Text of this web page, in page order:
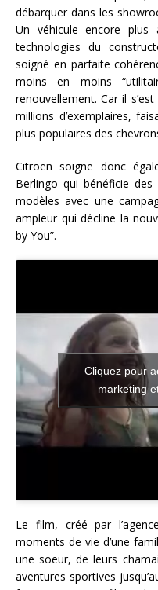
débarquer dans les
Un véhicule encore plus
technologies du
soigné en parfaite
moins en moins
renouvellement. Car il
millions d’exemplaires,
plus populaires des
Citroën soigne donc
Berlingo qui bénéficie
modèles avec une
ampleur qui décline la
by You”.
Cliquez pour
marketing
Le film, créé par
moments de vie d’une
une soeur, de leurs
aventures sportives